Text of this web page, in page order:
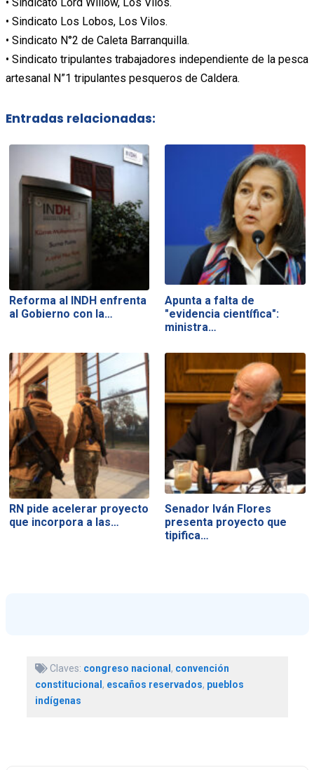
• Sindicato Los Lobos, Los Vilos.
• Sindicato N°2 de Caleta Barranquilla.
• Sindicato tripulantes trabajadores independiente de la pesca
artesanal N”1 tripulantes pesqueros de Caldera.
Entradas relacionadas:
Reforma al INDH enfrenta
al Gobierno con la…
Apunta a falta de
"evidencia científica":
ministra…
RN pide acelerar proyecto
que incorpora a las…
Senador Iván Flores
presenta proyecto que
tipifica…
Claves: congreso nacional, convención
constitucional, escaños reservados, pueblos
indígenas